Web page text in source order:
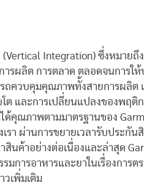
Integration) ซึ่งหมายถึ
รผลิต การตลาด ตลอดจนการให้
ถควบคุมคุณภาพทั้งสายการผลิต
ต และการเปลี่ยนแปลงของพฤติ
ณภาพตามมาตรฐานของ
า ผ่านการขยายเวลารับประกั
ค้าอย่างต่อเนื่องและล่าสุด
การอาหารและยาในเรื่องการต
วเพิ่มเติม